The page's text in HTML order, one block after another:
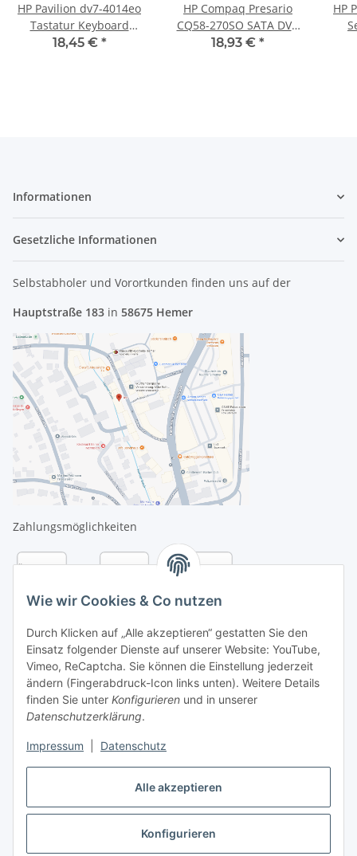
Alle akzeptieren
Konfigurieren
Wie wir Cookies & Co nutzen
Durch Klicken auf „Alle akzeptieren“ gestatten Sie den
Einsatz folgender Dienste auf unserer Website: YouTube,
Vimeo, ReCaptcha. Sie können die Einstellung jederzeit
ändern (Fingerabdruck-Icon links unten). Weitere Details
finden Sie unter Konfigurieren und in unserer
Datenschutzerklärung.
Impressum Datenschutz
HP Pavilion dv7-4014eo
Tastatur Keyboard
ORIGINAL nordic Layout
18,45 € *
HP Compaq Presario
CQ58-270SO SATA DVD
RW Laufwerk 12,7mm
18,93 € *
HP
Informationen
Gesetzliche Informationen
Selbstabholer und Vorortkunden finden uns auf der
Hauptstraße 183 in 58675 Hemer
Zahlungsmöglichkeiten
Vertrag widerrufen